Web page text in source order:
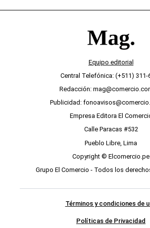
Equipo editorial
Central Telefónica: (+511) 311-
Redacción:
Publicidad:
Empresa Editora El
Calle Paracas #532
Pueblo Libre, Lima
Copyright © Elcomercio.pe
Grupo El Comercio - Todos los
Términos y condiciones de
Políticas de Privacidad